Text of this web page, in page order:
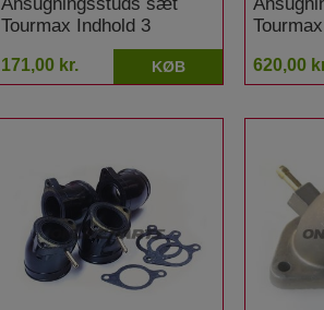
Tourmax Indhold 3
stykker Yamaha XS 750
171,00 kr. KØB
Honda
620,00